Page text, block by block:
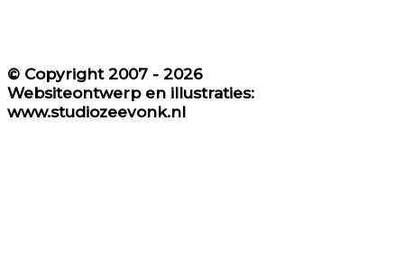
© Copyright​ 2007 - 2026
Websiteontwerp en illustraties:
www.studiozeevonk.nl